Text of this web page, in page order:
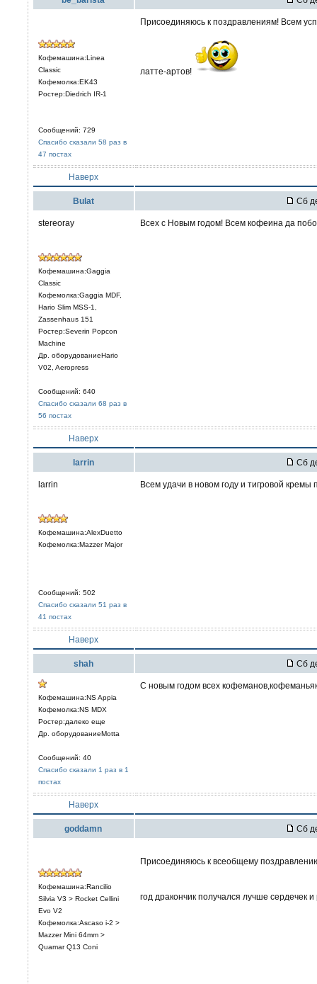
Кофемашина:Linea
Classic
Кофемолка:EK43
Ростер:Diedrich IR-1
Сообщений: 729
Спасибо сказали 58 раз в
47 постах
Присоединяюсь к поздравлениям! Всем
латте-артов!
Наверх
Bulat Сб
stereoray
Кофемашина:Gaggia
Classic
Кофемолка:Gaggia MDF,
Hario Slim MSS-1,
Zassenhaus 151
Ростер:Severin Popcon
Machine
Др. оборудованиеHario
V02, Aeropress
Сообщений: 640
Спасибо сказали 68 раз в
56 постах
Всех с Новым годом! Всем кофеина да
Наверх
larrin Сб
larrin
Кофемашина:AlexDuetto
Кофемолка:Mazzer Major
Сообщений: 502
Спасибо сказали 51 раз в
41 постах
Всем удачи в новом году и тигровой кремы
Наверх
shah Сб
Кофемашина:NS Appia
Кофемолка:NS MDX
Ростер:далеко еще
Др. оборудованиеMotta
Сообщений: 40
Спасибо сказали 1 раз в 1
постах
С новым годом всех
Наверх
goddamn Сб
Кофемашина:Rancilio
Silvia V3 > Rocket Cellini
Evo V2
Кофемолка:Ascaso i-2 >
Mazzer Mini 64mm >
Quamar Q13 Coni
Присоединяюсь к всеобщему
год дракончик получался лучше сердечек